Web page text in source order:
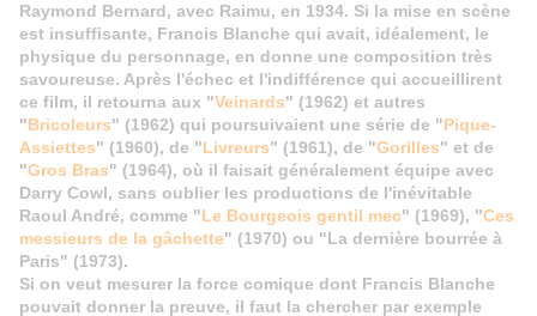
Raymond Bernard, avec Raimu, en 1934. Si la mise en scène
est insuffisante, Francis Blanche qui avait, idéalement, le
physique du personnage, en donne une composition très
savoureuse. Après l'échec et l'indifférence qui accueillirent
ce film, il retourna aux "Veinards" (1962) et autres
"Bricoleurs" (1962) qui poursuivaient une série de "Pique-
Assiettes" (1960), de "Livreurs" (1961), de "Gorilles" et de
"Gros Bras" (1964), où il faisait généralement équipe avec
Darry Cowl, sans oublier les productions de l'inévitable
Raoul André, comme "Le Bourgeois gentil mec" (1969), "Ces
messieurs de la gâchette" (1970) ou "La dernière bourrée à
Paris" (1973).
Si on veut mesurer la force comique dont Francis Blanche
pouvait donner la preuve, il faut la chercher par exemple